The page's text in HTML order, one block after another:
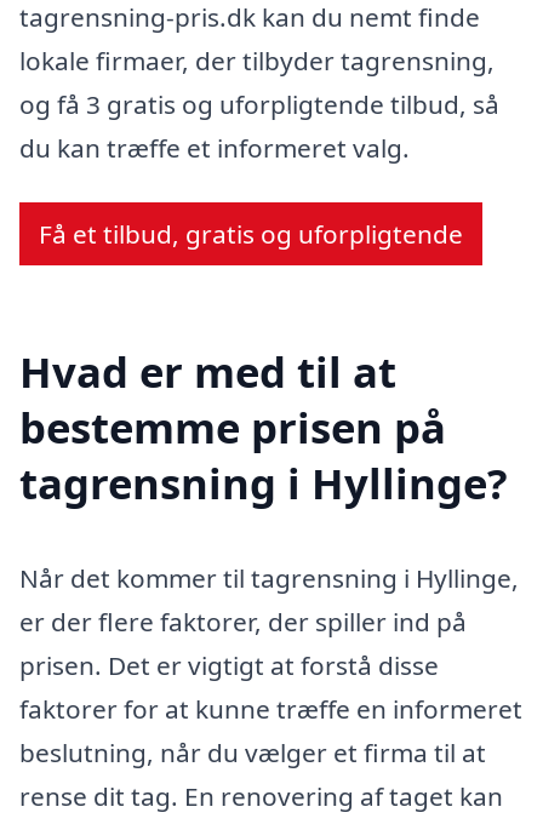
tagrensning-pris.dk kan du nemt finde
lokale firmaer, der tilbyder tagrensning,
og få 3 gratis og uforpligtende tilbud, så
du kan træffe et informeret valg.
Få et tilbud, gratis og uforpligtende
Hvad er med til at
bestemme prisen på
tagrensning i Hyllinge?
Når det kommer til tagrensning i Hyllinge,
er der flere faktorer, der spiller ind på
prisen. Det er vigtigt at forstå disse
faktorer for at kunne træffe en informeret
beslutning, når du vælger et firma til at
rense dit tag. En renovering af taget kan